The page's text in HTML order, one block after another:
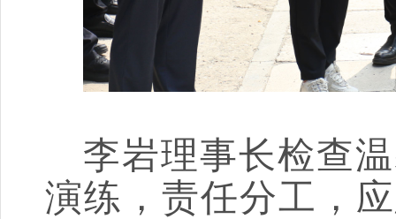
李岩理事长检查
演练，责任分工，